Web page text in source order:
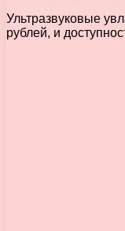
Ультразвуковые
рублей, и